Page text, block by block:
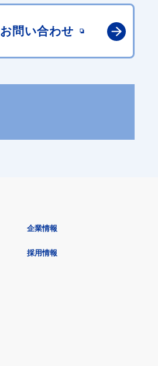
お問い合わせ
企業情報
採用情報